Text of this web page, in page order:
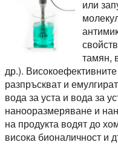
или
тамян,
др.).
разпръскват и
вода за уста и вода за
нанооразмеряване и
на продукта водят до
висока бионаличност и